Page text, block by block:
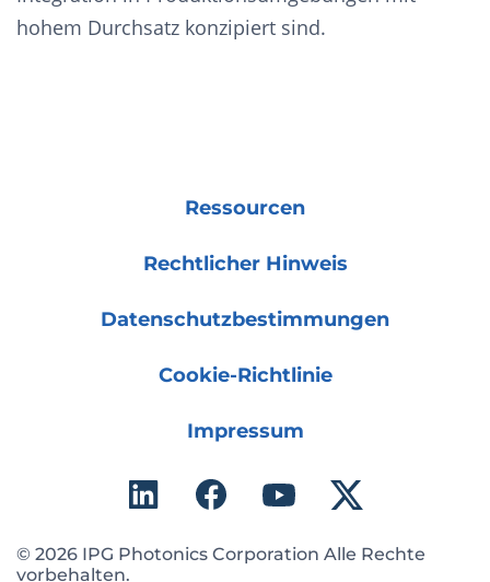
hohem Durchsatz konzipiert sind.
Ressourcen
Rechtlicher Hinweis
Datenschutzbestimmungen
Cookie-Richtlinie
Impressum
© 2026 IPG Photonics Corporation Alle Rechte
vorbehalten.